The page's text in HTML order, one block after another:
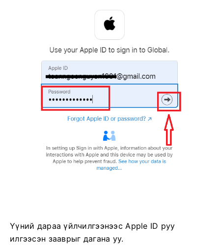
Үүний дараа үйлчилгээнээс Apple ID руу
илгээсэн зааврыг дагана уу.